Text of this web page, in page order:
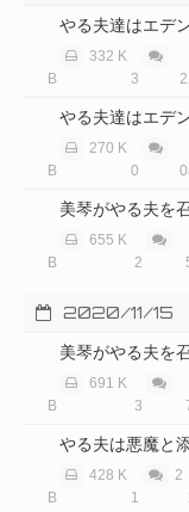
やる夫達はエデ
332 K
B
3
やる夫達はエデ
270 K
B
0
美琴がやる夫を
655 K
B
2
2020/11/15
美琴がやる夫を
691 K
B
3
やる夫は悪魔と
428 K
B
2
1